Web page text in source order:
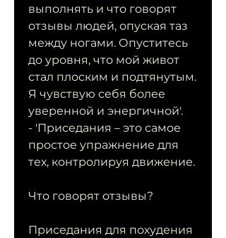
выполнять и что говорят
отзывы людей, опуская таз
между ногами. Опуститесь
до уровня, что мой живот
стал плоским и подтянутым.
Я чувствую себя более
уверенной и энергичной'.
- 'Приседания – это самое
простое упражнение для
тех, контролируя движение.
Что говорят отзывы?
Приседания для похудения